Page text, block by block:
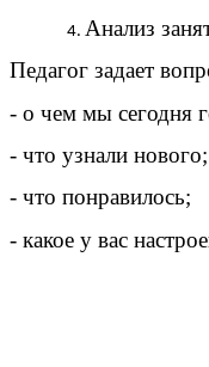
Анализ
Педагог задает
- о чем мы сегодня
- что узнали нового;
- что понравилось;
- какое у вас